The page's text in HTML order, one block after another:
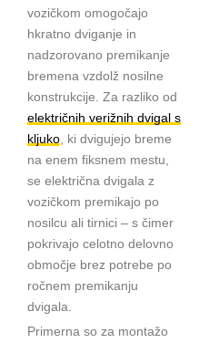
vozičkom omogočajo
hkratno dviganje in
nadzorovano premikanje
bremena vzdolž nosilne
konstrukcije. Za razliko od
električnih verižnih dvigal s
kljuko , ki dvigujejo breme
na enem fiksnem mestu,
se električna dvigala z
vozičkom premikajo po
nosilcu ali tirnici – s čimer
pokrivajo celotno delovno
območje brez potrebe po
ročnem premikanju
dvigala.
Primerna so za montažo